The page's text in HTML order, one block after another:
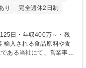
り
完全週休2日制
ある当社にて、営業事務
話対応などの業務をお任